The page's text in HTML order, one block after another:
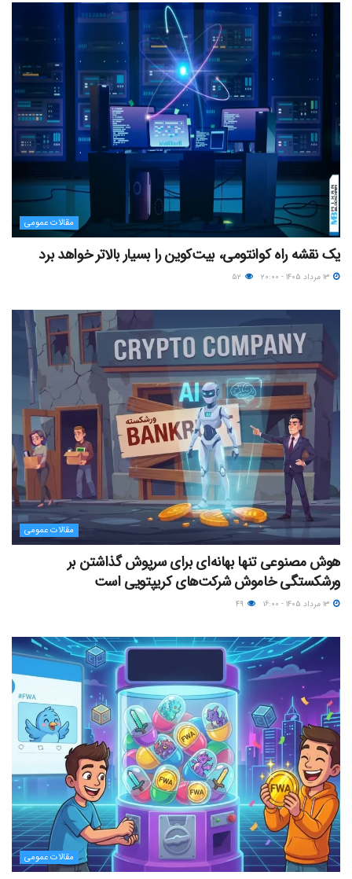
مقالات عمومی
یک نقشه راه کوانتومی، بیت‌کوین را بسیار بالاتر خواهد برد
مقالات عمومی
هوش مصنوعی تنها بهانه‌ای برای سرپوش گذاشتن بر
ورشکستگی خاموش شرکت‌های کریپتویی است
مقالات عمومی